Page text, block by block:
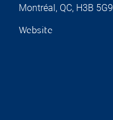
Montréal, QC, H3B 5G9
Website